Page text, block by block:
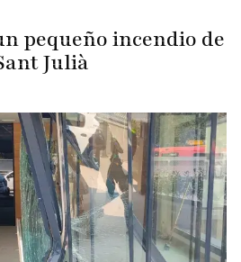
pequeño incendio de
Julià